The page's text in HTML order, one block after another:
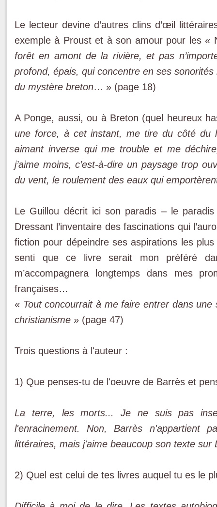
Le lecteur devine d’autres clins d’œil
exemple à Proust et à son amour pour les
forêt en amont de la rivière, et pas
profond, épais, qui concentre en ses
du mystère breton… » (page 18)
A Ponge, aussi, ou à Breton (quel heureux
une force, à cet instant, me tire du côté du
aimant inverse qui me trouble et me
j’aime moins, c’est-à-dire un paysage trop
du vent, le roulement des eaux qui
Le Guillou décrit ici son paradis – le
Dressant l’inventaire des fascinations qui
fiction pour dépeindre ses aspirations les
senti que ce livre serait mon préféré
m’accompagnera longtemps dans mes
françaises…
« Tout concourrait à me faire entrer dans
christianisme » (page 47)
Trois questions à l'auteur :
1) Que penses-tu de l'oeuvre de Barrès et
La terre, les morts... Je ne suis pas
l'enracinement. Non, Barrès n'appartient
littéraires, mais j'aime beaucoup son texte sur
2) Quel est celui de tes livres auquel tu es le